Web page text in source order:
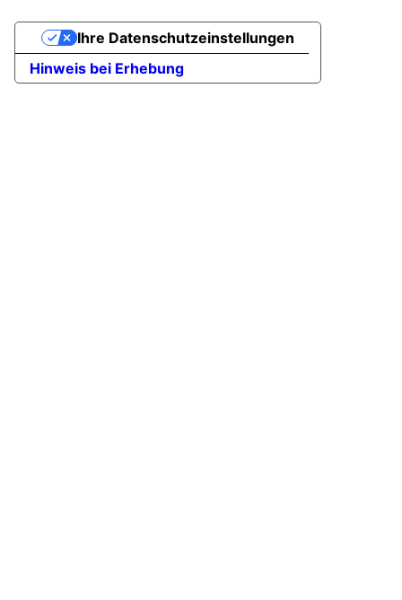
Hinweis bei Erhebung
Ihre Datenschutzeinstellungen